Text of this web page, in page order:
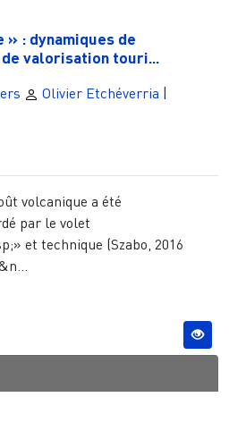
: dynamiques de
valorisation touri...
Olivier Etchéverria |
volcanique a été
par le volet
et technique (Szabo, 2016